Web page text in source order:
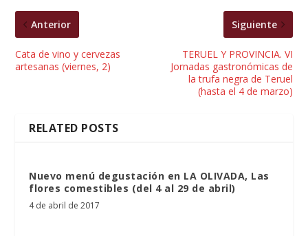
Anterior
Cata de vino y cervezas
artesanas (viernes, 2)
Siguiente
TERUEL Y PROVINCIA. VI
Jornadas gastronómicas de
la trufa negra de Teruel
(hasta el 4 de marzo)
RELATED POSTS
Nuevo menú degustación en LA OLIVADA, Las
flores comestibles (del 4 al 29 de abril)
4 de abril de 2017